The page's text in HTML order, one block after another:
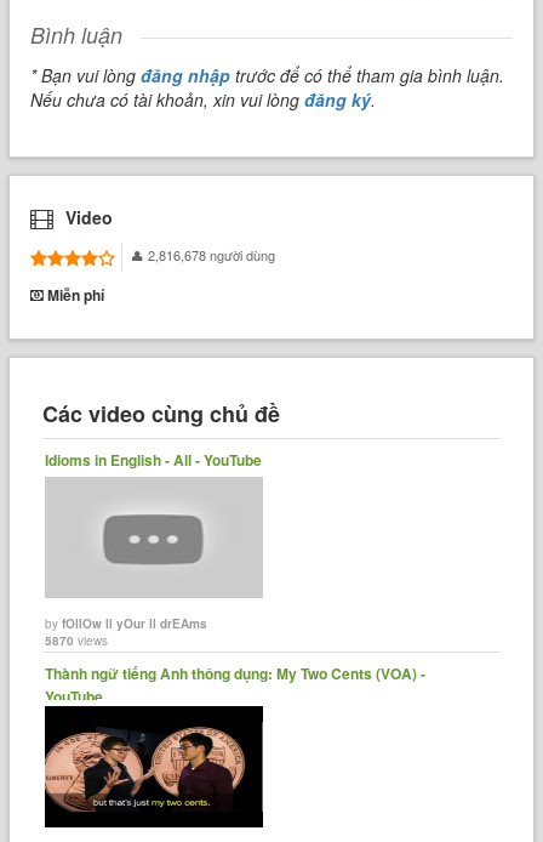
Bình luận
* Bạn vui lòngđăng nhập trước để có thể tham gia bình luận.
Nếu chưa có tài khoản, xin vui lòngđăng ký.
Video
2,816,678 người dùng
Miễn phí
Các video cùng chủ đề
Idioms in English - All - YouTube
byfOllOw ll yOur ll drEAms
5870 views
Thành ngữ tiếng Anh thông dụng: My Two Cents (VOA) -
YouTube